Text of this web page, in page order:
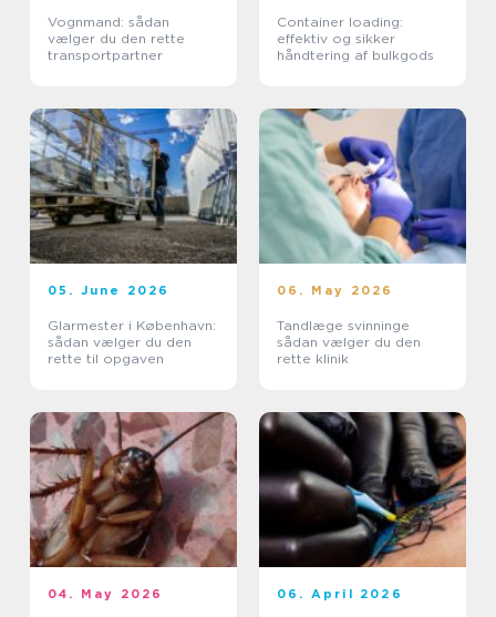
Vognmand: sådan
vælger du den rette
transportpartner
Container loading:
effektiv og sikker
håndtering af bulkgods
05. June 2026
Glarmester i København:
sådan vælger du den
rette til opgaven
06. May 2026
Tandlæge svinninge
sådan vælger du den
rette klinik
04. May 2026 06. April 2026